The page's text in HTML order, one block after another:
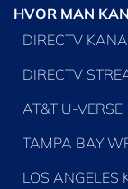
HVOR MAN
DIRECTV
DIRECTV
AT&T U-VERSE
TAMPA BAY
LOS ANGELES